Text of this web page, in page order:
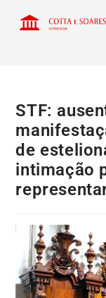
STF:
de
intimação